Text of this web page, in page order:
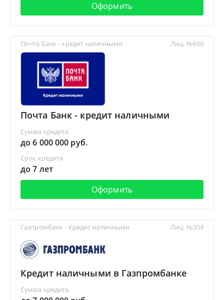
Оформить
Почта Банк - кредит наличными
Почта Банк - кредит наличными
Сумма кредита
до 6 000 000 руб.
Срок кредита
до 7 лет
Оформить
Лиц. №650
Газпромбанк - Кредит наличными
Кредит наличными в Газпромбанке
Сумма кредита
Лиц. №354